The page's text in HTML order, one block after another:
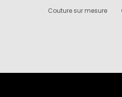
Couture sur mesure